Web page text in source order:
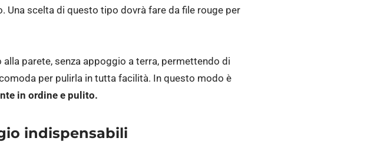
Una scelta di questo tipo dovrà fare da file rouge per
parete, senza appoggio a terra, permettendo di
per pulirla in tutta facilità. In questo modo è
in ordine e pulito.
indispensabili